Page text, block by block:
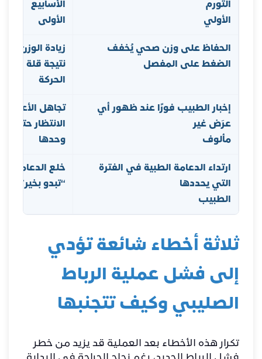
التورم
الأولي
الأسابيع
الأولى
الحفاظ على وزن صحي يُخفف
الضغط على المفصل
زيادة الوزن
نتيجة قلة
الحركة
إخبار الطبيب فورًا عند ظهور أي
عرَض غير
مألوف
تجاهل الأعراض
الانتظار حتى
وحدها
ارتداء الدعامة الطبية في الفترة
التي يحددها
الطبيب
خلع الدعامة
“تبدو بخير”
ثلاثة أخطاء شائعة تؤدي
إلى فشل عملية الرباط
الصليبي وكيف تتجنبها
تكرار هذه الأخطاء بعد العملية قد يزيد من خطر